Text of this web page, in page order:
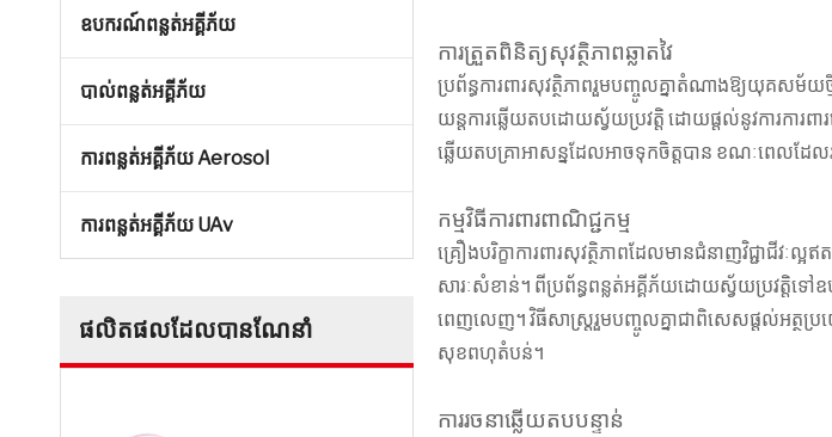
ឧបករណ៍ពន្លត់អគ្គីភ័យ
បាល់ពន្លត់អគ្គីភ័យ
ការពន្លត់អគ្គីភ័យ Aerosol
ការពន្លត់អគ្គីភ័យ UAv
ផលិតផលដែលបានណែនាំ
អគ្គីភ័យដោយស្វ័យប្រវត្តិ
ការត្រួតពិនិត្យសុវត្ថិភាពឆ្លាតវៃ
ប្រព័ន្ធការពារសុវត្ថិភាពរួមបញ្ចូលគ្នាតំណាងឱ្យយុគសម័យ
យន្តការឆ្លើយតបដោយស្វ័យប្រវត្តិ ដោយផ្តល់នូវការការព
ឆ្លើយតបគ្រាអាសន្នដែលអាចទុកចិត្តបាន ខណៈពេលដែលរ
កម្មវិធីការពារពាណិជ្ជកម្ម
គ្រឿងបរិក្ខាការពារសុវត្ថិភាពដែលមានជំនាញវិជ្ជាជីវ
សារៈសំខាន់។ ពីប្រព័ន្ធពន្លត់អគ្គីភ័យដោយស្វ័យប្រវត្តិទ
ពេញលេញ។ វិធីសាស្រ្តរួមបញ្ចូលគ្នាជាពិសេសផ្តល់អត្ថ
សុខពហុតំបន់។
ការរចនាឆ្លើយតបបន្ទាន់